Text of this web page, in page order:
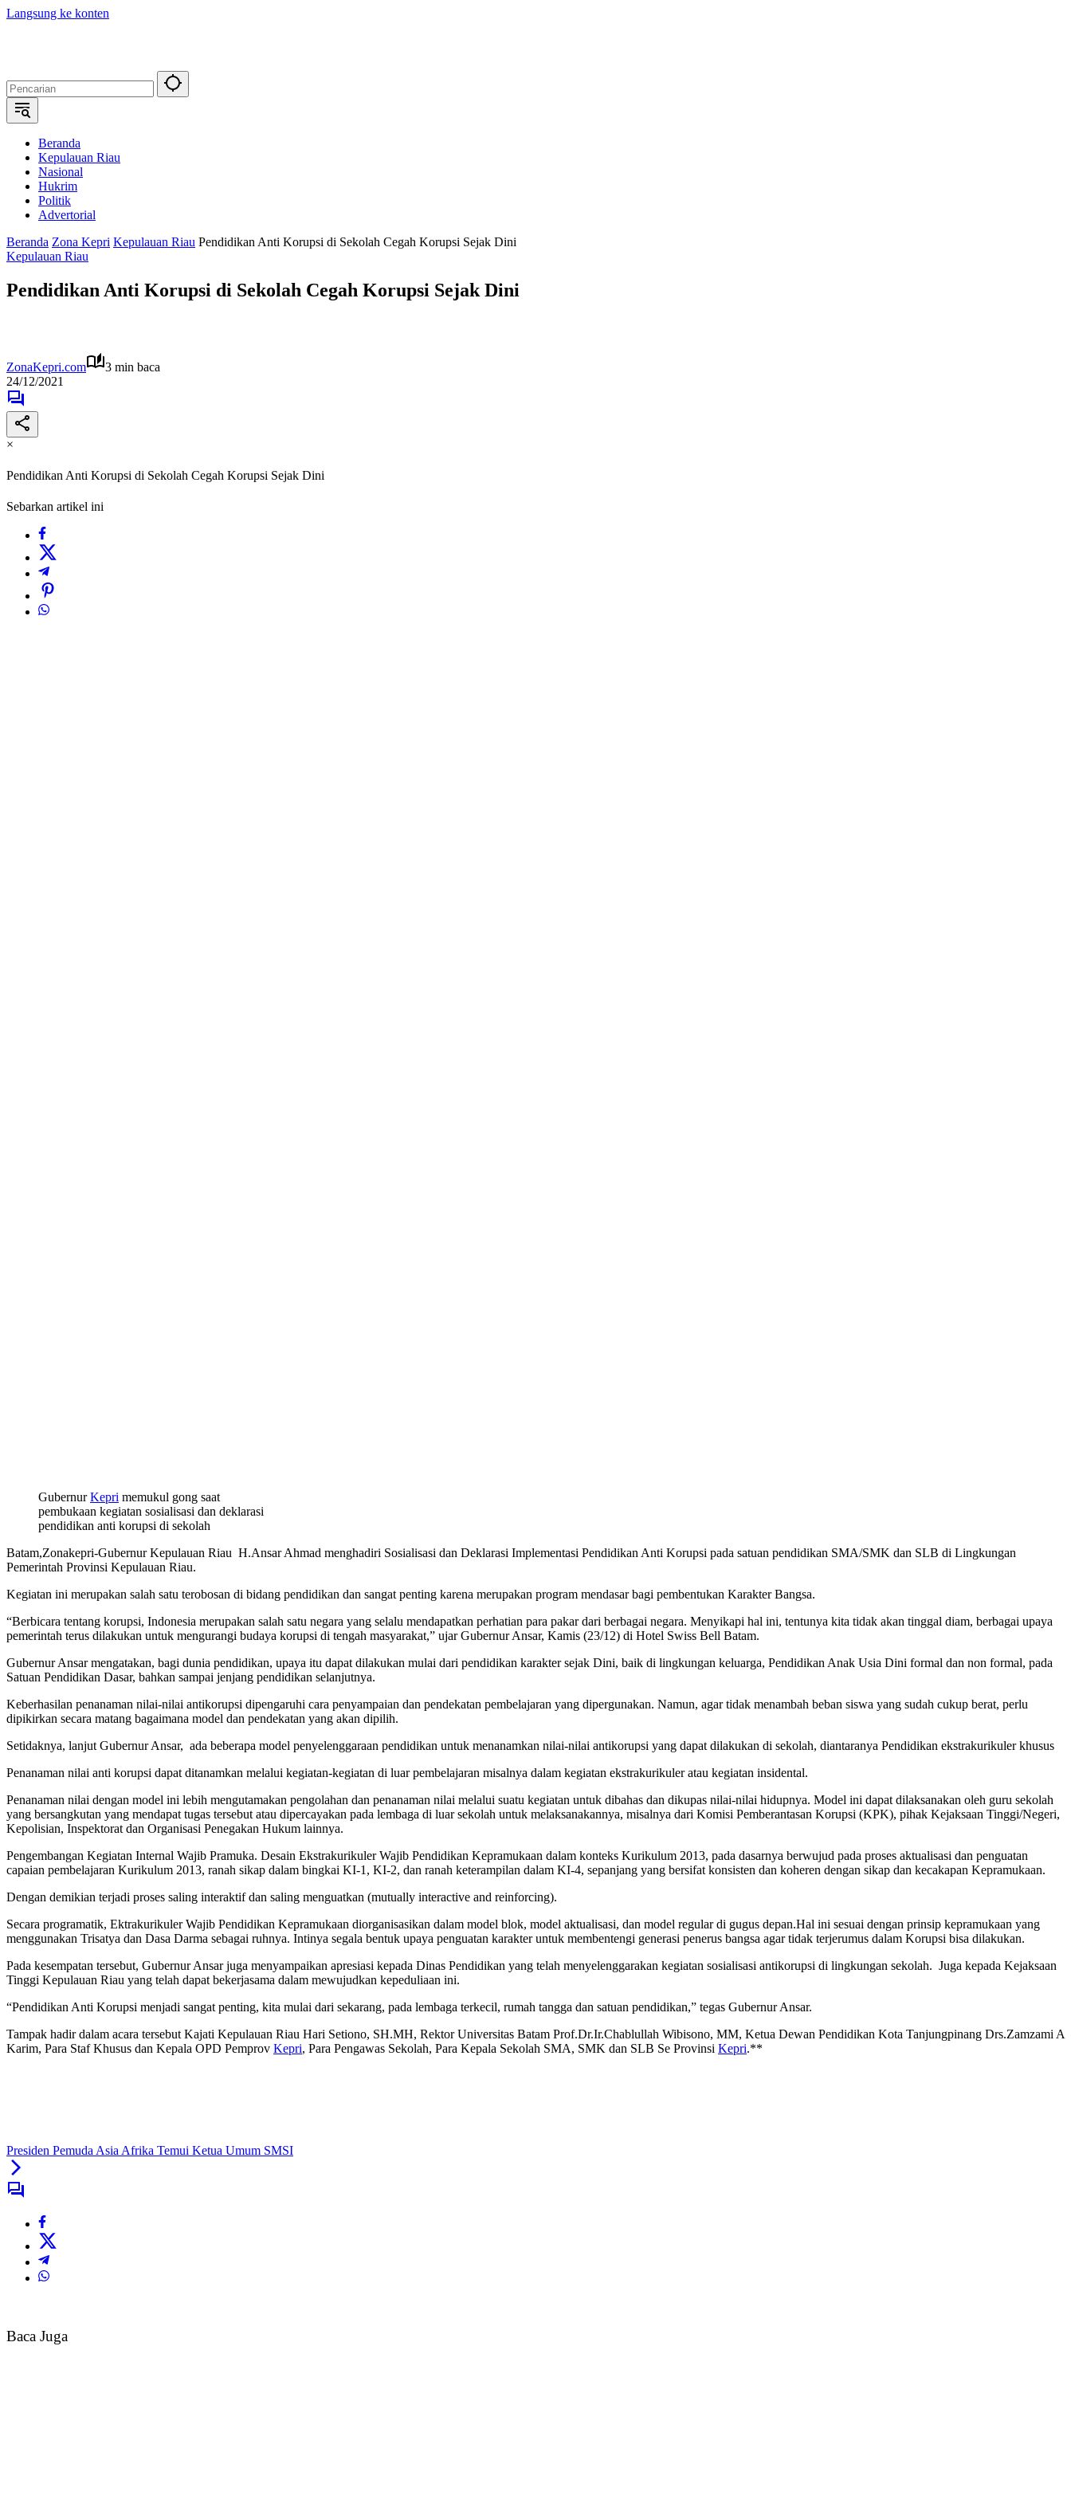
Langsung ke konten
Beranda
Kepulauan Riau
Nasional
Hukrim
Politik
Advertorial
Beranda Zona Kepri Kepulauan Riau Pendidikan Anti Korupsi di Sekolah Cegah Korupsi Sejak Dini
Kepulauan Riau
Pendidikan Anti Korupsi di Sekolah Cegah Korupsi Sejak Dini
ZonaKepri.com
3 min baca
24/12/2021
×
Pendidikan Anti Korupsi di Sekolah Cegah Korupsi Sejak Dini
Sebarkan artikel ini
GubernurKepri memukul gong saat
pembukaan kegiatan sosialisasi dan deklarasi
pendidikan anti korupsi di sekolah
Batam,Zonakepri-Gubernur Kepulauan Riau H.Ansar Ahmad menghadiri Sosialisasi dan Deklarasi Implementasi Pendidikan Anti Korupsi pada satuan pendidikan SMA/SMK dan SLB di Lingkungan
Pemerintah Provinsi Kepulauan Riau.
Kegiatan ini merupakan salah satu terobosan di bidang pendidikan dan sangat penting karena merupakan program mendasar bagi pembentukan Karakter Bangsa.
“Berbicara tentang korupsi, Indonesia merupakan salah satu negara yang selalu mendapatkan perhatian para pakar dari berbagai negara. Menyikapi hal ini, tentunya kita tidak akan tinggal diam, berbagai upaya
pemerintah terus dilakukan untuk mengurangi budaya korupsi di tengah masyarakat,” ujar Gubernur Ansar, Kamis (23/12) di Hotel Swiss Bell Batam.
Gubernur Ansar mengatakan, bagi dunia pendidikan, upaya itu dapat dilakukan mulai dari pendidikan karakter sejak Dini, baik di lingkungan keluarga, Pendidikan Anak Usia Dini formal dan non formal, pada
Satuan Pendidikan Dasar, bahkan sampai jenjang pendidikan selanjutnya.
Keberhasilan penanaman nilai-nilai antikorupsi dipengaruhi cara penyampaian dan pendekatan pembelajaran yang dipergunakan. Namun, agar tidak menambah beban siswa yang sudah cukup berat, perlu
dipikirkan secara matang bagaimana model dan pendekatan yang akan dipilih.
Setidaknya, lanjut Gubernur Ansar, ada beberapa model penyelenggaraan pendidikan untuk menanamkan nilai-nilai antikorupsi yang dapat dilakukan di sekolah, diantaranya Pendidikan ekstrakurikuler khusus
Penanaman nilai anti korupsi dapat ditanamkan melalui kegiatan-kegiatan di luar pembelajaran misalnya dalam kegiatan ekstrakurikuler atau kegiatan insidental.
Penanaman nilai dengan model ini lebih mengutamakan pengolahan dan penanaman nilai melalui suatu kegiatan untuk dibahas dan dikupas nilai-nilai hidupnya. Model ini dapat dilaksanakan oleh guru sekolah
yang bersangkutan yang mendapat tugas tersebut atau dipercayakan pada lembaga di luar sekolah untuk melaksanakannya, misalnya dari Komisi Pemberantasan Korupsi (KPK), pihak Kejaksaan Tinggi/Negeri,
Kepolisian, Inspektorat dan Organisasi Penegakan Hukum lainnya.
Pengembangan Kegiatan Internal Wajib Pramuka. Desain Ekstrakurikuler Wajib Pendidikan Kepramukaan dalam konteks Kurikulum 2013, pada dasarnya berwujud pada proses aktualisasi dan penguatan
capaian pembelajaran Kurikulum 2013, ranah sikap dalam bingkai KI-1, KI-2, dan ranah keterampilan dalam KI-4, sepanjang yang bersifat konsisten dan koheren dengan sikap dan kecakapan Kepramukaan.
Dengan demikian terjadi proses saling interaktif dan saling menguatkan (mutually interactive and reinforcing).
Secara programatik, Ektrakurikuler Wajib Pendidikan Kepramukaan diorganisasikan dalam model blok, model aktualisasi, dan model regular di gugus depan.Hal ini sesuai dengan prinsip kepramukaan yang
menggunakan Trisatya dan Dasa Darma sebagai ruhnya. Intinya segala bentuk upaya penguatan karakter untuk membentengi generasi penerus bangsa agar tidak terjerumus dalam Korupsi bisa dilakukan.
Pada kesempatan tersebut, Gubernur Ansar juga menyampaikan apresiasi kepada Dinas Pendidikan yang telah menyelenggarakan kegiatan sosialisasi antikorupsi di lingkungan sekolah. Juga kepada Kejaksaan
Tinggi Kepulauan Riau yang telah dapat bekerjasama dalam mewujudkan kepeduliaan ini.
“Pendidikan Anti Korupsi menjadi sangat penting, kita mulai dari sekarang, pada lembaga terkecil, rumah tangga dan satuan pendidikan,” tegas Gubernur Ansar.
Tampak hadir dalam acara tersebut Kajati Kepulauan Riau Hari Setiono, SH.MH, Rektor Universitas Batam Prof.Dr.Ir.Chablullah Wibisono, MM, Ketua Dewan Pendidikan Kota Tanjungpinang Drs.Zamzami A
Karim, Para Staf Khusus dan Kepala OPD Pemprov Kepri, Para Pengawas Sekolah, Para Kepala Sekolah SMA, SMK dan SLB Se Provinsi Kepri.**
Presiden Pemuda Asia Afrika Temui Ketua Umum SMSI
Baca Juga